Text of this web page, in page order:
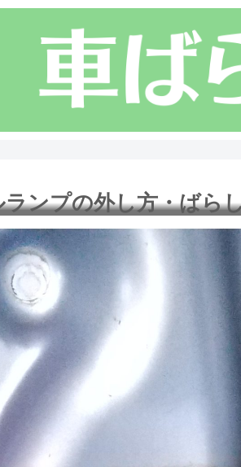
ンプの外し方・ばら